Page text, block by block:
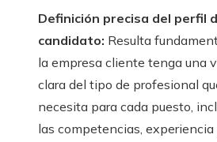
Definición precisa del perfil
candidato: Resulta
la empresa cliente tenga una
clara del tipo de profesional
necesita para cada puesto,
las competencias, experiencia